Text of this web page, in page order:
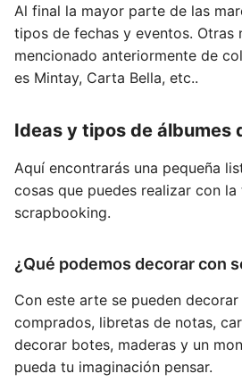
Al final la mayor parte de las
tipos de fechas y eventos. Otras
mencionado anteriormente de
es Mintay, Carta Bella, etc..
Ideas y tipos de álbumes
Aquí encontrarás una pequeña
cosas que puedes realizar con
scrapbooking.
¿Qué podemos decorar con
Con este arte se pueden
comprados, libretas de notas,
decorar botes, maderas y un
pueda tu imaginación pensar.